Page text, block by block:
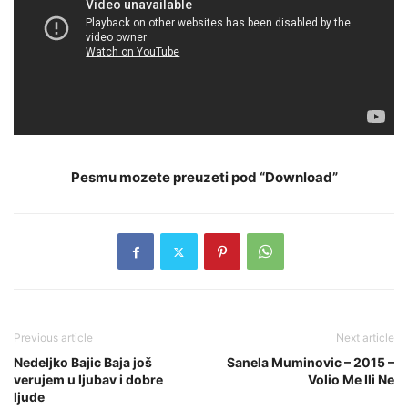
Pesmu mozete preuzeti pod “Download”
Previous article
Nedeljko Bajic Baja još
verujem u ljubav i dobre
ljude
Next article
Sanela Muminovic – 2015 –
Volio Me Ili Ne